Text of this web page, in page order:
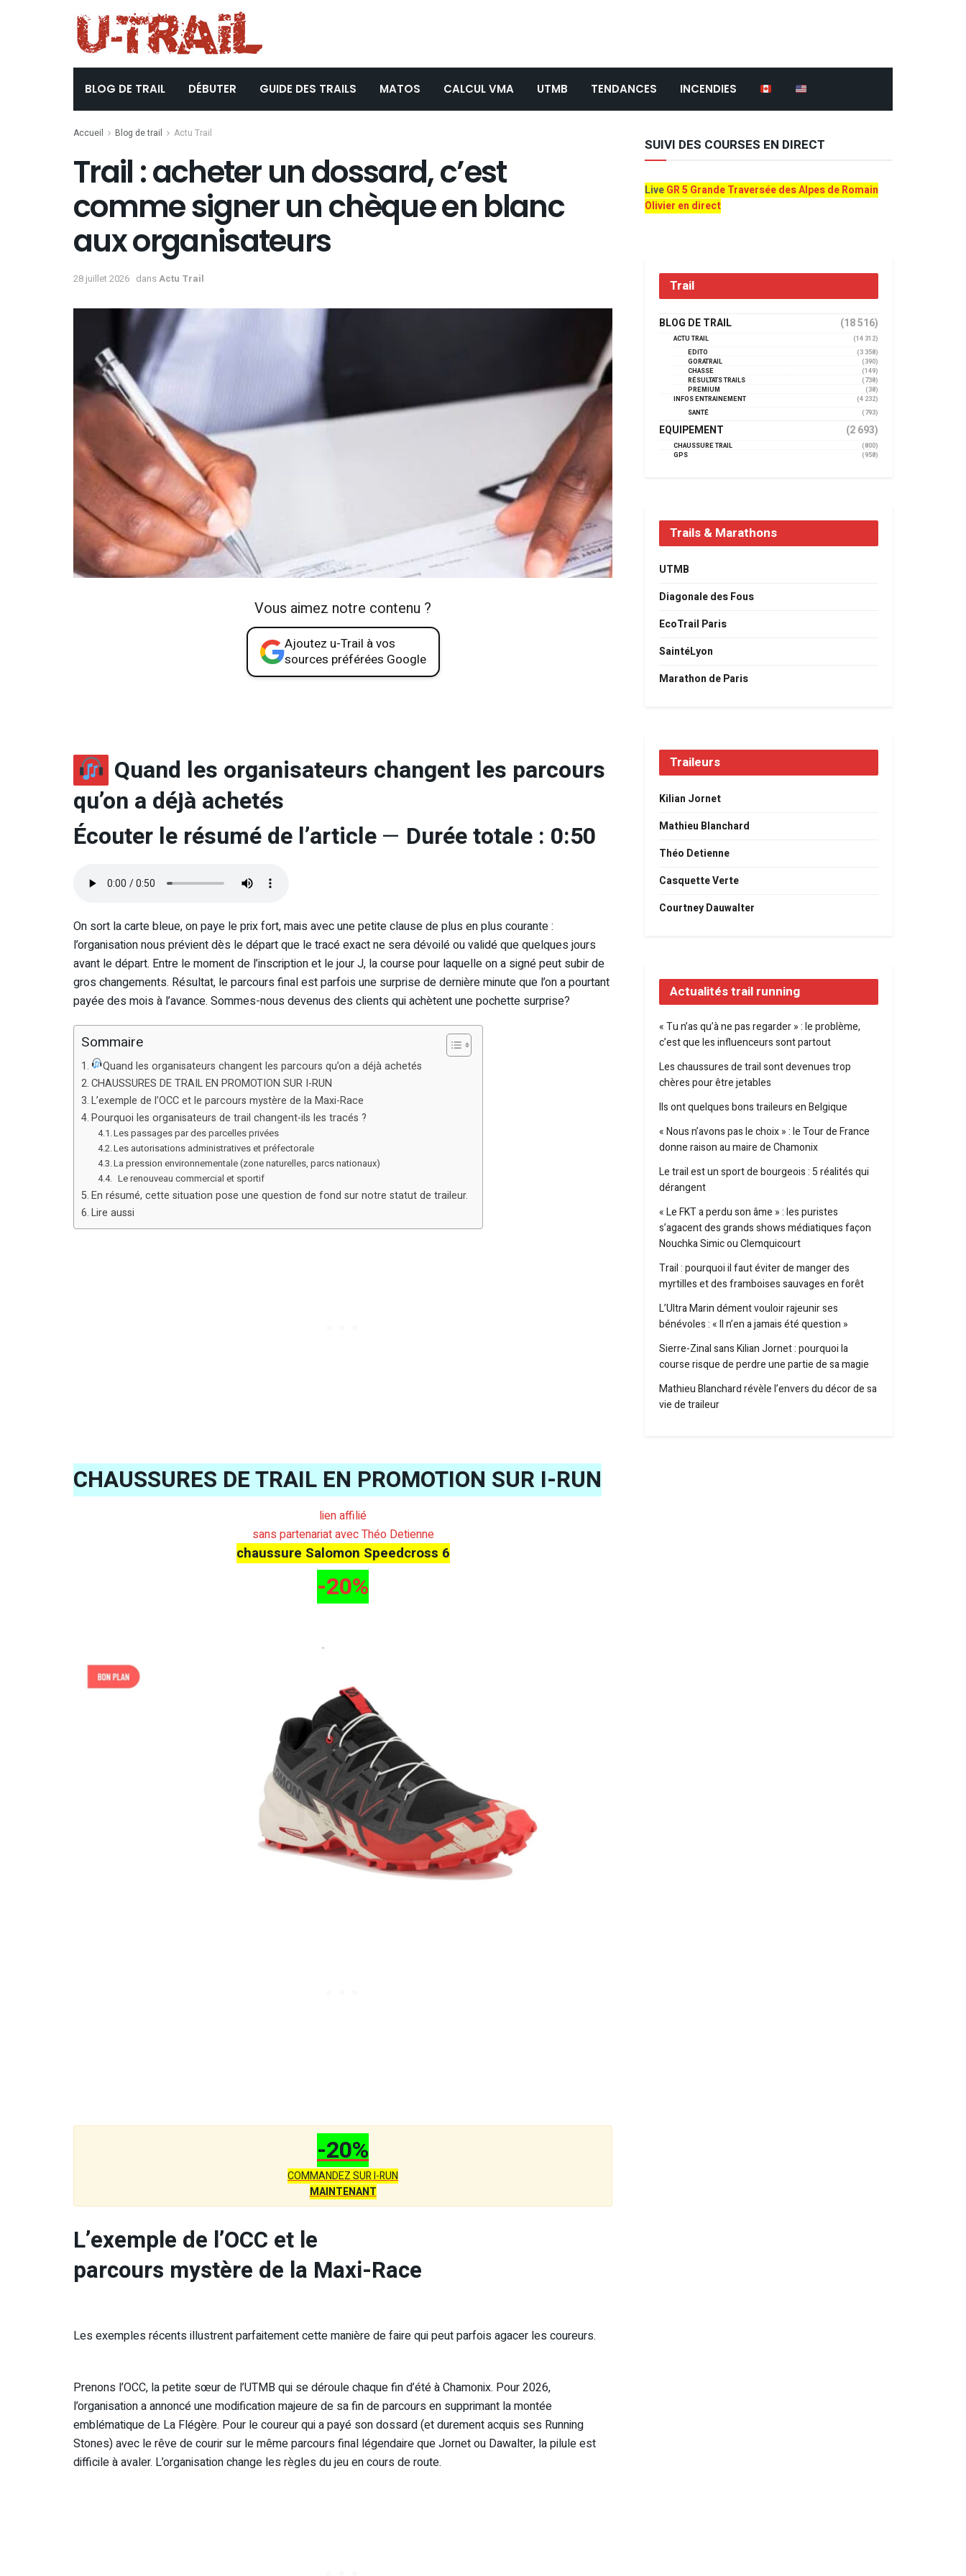
BLOG DE TRAIL DÉBUTER GUIDE DES TRAILS MATOS CALCUL VMA UTMB TENDANCES INCENDIES
Accueil Blog de trail Actu Trail
Trail : acheter un dossard, c’est
comme signer un chèque en blanc
aux organisateurs
28 juillet 2026 dansActu Trail
Vous aimez notre contenu ?
Ajoutez u-Trail à vos
sources préférées Google
Quand les organisateurs changent les parcours
qu’on a déjà achetés
Écouter le résumé de l’article— Durée totale : 0:50
On sort la carte bleue, on paye le prix fort, mais avec une petite clause de plus en plus courante :
l’organisation nous prévient dès le départ que le tracé exact ne sera dévoilé ou validé que quelques jours
avant le départ. Entre le moment de l’inscription et le jour J, la course pour laquelle on a signé peut subir de
gros changements. Résultat, le parcours final est parfois une surprise de dernière minute que l’on a pourtant
payée des mois à l’avance. Sommes-nous devenus des clients qui achètent une pochette surprise?
Sommaire
Quand les organisateurs changent les parcours qu’on a déjà achetés
CHAUSSURES DE TRAIL EN PROMOTION SUR I-RUN
L’exemple de l’OCC et le parcours mystère de la Maxi-Race
Pourquoi les organisateurs de trail changent-ils les tracés ?
Les passages par des parcelles privées
Les autorisations administratives et préfectorale
La pression environnementale (zone naturelles, parcs nationaux)
Le renouveau commercial et sportif
En résumé, cette situation pose une question de fond sur notre statut de traileur.
Lire aussi
CHAUSSURES DE TRAIL EN PROMOTION SUR I-RUN
lien affilié
sans partenariat avec Théo Detienne
chaussure Salomon Speedcross 6
-20%
-20%
COMMANDEZ SUR I-RUN
MAINTENANT
L’exemple de l’OCC et le
parcours mystère de la Maxi-Race
Les exemples récents illustrent parfaitement cette manière de faire qui peut parfois agacer les coureurs.
Prenons l’OCC, la petite sœur de l’UTMB qui se déroule chaque fin d’été à Chamonix. Pour 2026,
l’organisation a annoncé une modification majeure de sa fin de parcours en supprimant la montée
emblématique de La Flégère. Pour le coureur qui a payé son dossard (et durement acquis ses Running
Stones) avec le rêve de courir sur le même parcours final légendaire que Jornet ou Dawalter, la pilule est
difficile à avaler. L’organisation change les règles du jeu en cours de route.
SUIVI DES COURSES EN DIRECT
LiveGR 5 Grande Traversée des Alpes de Romain
Olivier en direct
Trail
BLOG DE TRAIL (18 516)
ACTU TRAIL
(14 312)
EDITO
(3 358)
GORATRAIL
(390)
CHASSE
(149)
RÉSULTATS TRAILS
(738)
PREMIUM
(38)
INFOS ENTRAINEMENT
(4 232)
SANTÉ
(793)
EQUIPEMENT (2 693)
CHAUSSURE TRAIL
(800)
GPS
(958)
Trails & Marathons
UTMB
Diagonale des Fous
EcoTrail Paris
SaintéLyon
Marathon de Paris
Traileurs
Kilian Jornet
Mathieu Blanchard
Théo Detienne
Casquette Verte
Courtney Dauwalter
Actualités trail running
« Tu n’as qu’à ne pas regarder » : le problème,
c’est que les influenceurs sont partout
Les chaussures de trail sont devenues trop
chères pour être jetables
Ils ont quelques bons traileurs en Belgique
« Nous n’avons pas le choix » : le Tour de France
donne raison au maire de Chamonix
Le trail est un sport de bourgeois : 5 réalités qui
dérangent
« Le FKT a perdu son âme » : les puristes
s’agacent des grands shows médiatiques façon
Nouchka Simic ou Clemquicourt
Trail : pourquoi il faut éviter de manger des
myrtilles et des framboises sauvages en forêt
L’Ultra Marin dément vouloir rajeunir ses
bénévoles : « Il n’en a jamais été question »
Sierre-Zinal sans Kilian Jornet : pourquoi la
course risque de perdre une partie de sa magie
Mathieu Blanchard révèle l’envers du décor de sa
vie de traileur